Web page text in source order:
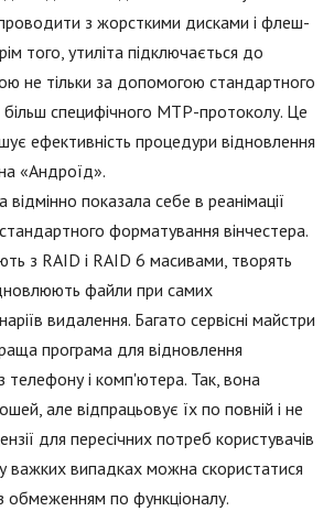
з жорсткими дисками і флеш-
того, утиліта підключається до
не тільки за допомогою стандартного
більш специфічного МТР-протоколу. Це
ефективність процедури відновлення
«Андроїд».
відмінно показала себе в реанімації
форматування вінчестера.
з RAID і RAID 6 масивами, творять
файли при самих
видалення. Багато сервісні майстри
програма для відновлення
телефону і комп'ютера. Так, вона
але відпрацьовує їх по повній і не
для пересічних потреб користувачів
важких випадках можна скористатися
обмеженням по функціоналу.